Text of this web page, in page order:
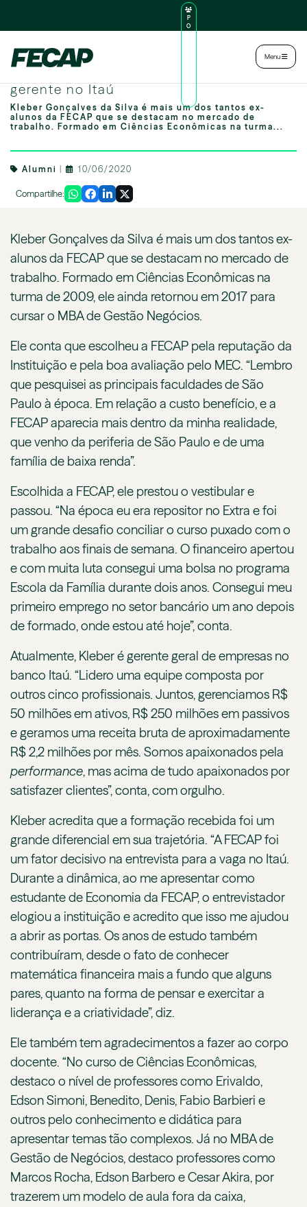
P
O
U
Menu
gerente no Itaú
Kleber Gonçalves da Silva é mais um dos tantos ex-
alunos da FECAP que se destacam no mercado de
trabalho. Formado em Ciências Econômicas na turma...
Alumni 10/06/2020
Compartilhe:
Kleber Gonçalves da Silva é mais um dos tantos ex-
alunos da FECAP que se destacam no mercado de
trabalho. Formado em Ciências Econômicas na
turma de 2009, ele ainda retornou em 2017 para
cursar o MBA de Gestão Negócios.
Ele conta que escolheu a FECAP pela reputação da
Instituição e pela boa avaliação pelo MEC. “Lembro
que pesquisei as principais faculdades de São
Paulo à época. Em relação a custo benefício, e a
FECAP aparecia mais dentro da minha realidade,
que venho da periferia de São Paulo e de uma
família de baixa renda”.
Escolhida a FECAP, ele prestou o vestibular e
passou. “Na época eu era repositor no Extra e foi
um grande desafio conciliar o curso puxado com o
trabalho aos finais de semana. O financeiro apertou
e com muita luta consegui uma bolsa no programa
Escola da Família durante dois anos. Consegui meu
primeiro emprego no setor bancário um ano depois
de formado, onde estou até hoje”, conta.
Atualmente, Kleber é gerente geral de empresas no
banco Itaú. “Lidero uma equipe composta por
outros cinco profissionais. Juntos, gerenciamos R$
50 milhões em ativos, R$ 250 milhões em passivos
e geramos uma receita bruta de aproximadamente
R$ 2,2 milhões por mês. Somos apaixonados pela
performance, mas acima de tudo apaixonados por
satisfazer clientes”, conta, com orgulho.
Kleber acredita que a formação recebida foi um
grande diferencial em sua trajetória. “A FECAP foi
um fator decisivo na entrevista para a vaga no Itaú.
Durante a dinâmica, ao me apresentar como
estudante de Economia da FECAP, o entrevistador
elogiou a instituição e acredito que isso me ajudou
a abrir as portas. Os anos de estudo também
contribuíram, desde o fato de conhecer
matemática financeira mais a fundo que alguns
pares, quanto na forma de pensar e exercitar a
liderança e a criatividade”, diz.
Ele também tem agradecimentos a fazer ao corpo
docente. “No curso de Ciências Econômicas,
destaco o nível de professores como Erivaldo,
Edson Simoni, Benedito, Denis, Fabio Barbieri e
outros pelo conhecimento e didática para
apresentar temas tão complexos. Já no MBA de
Gestão de Negócios, destaco professores como
Marcos Rocha, Edson Barbero e Cesar Akira, por
trazerem um modelo de aula fora da caixa,